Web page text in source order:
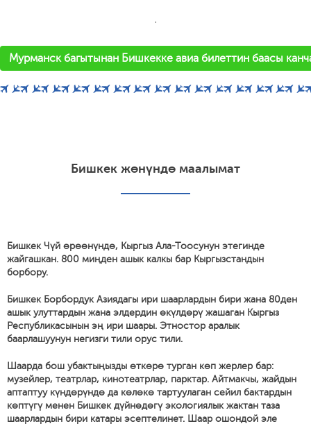
'
Мурманск багытынан Бишкекке авиа билеттин баасы
Бишкек жөнүндө маалымат
Бишкек Чүй өрөөнүндө, Кыргыз Ала-Тоосунун этегинде
жайгашкан. 800 миңден ашык калкы бар Кыргызстандын
борбору.
Бишкек Борбордук Азиядагы ири шаарлардын бири жана 80ден
ашык улуттардын жана элдердин өкүлдөрү жашаган Кыргыз
Республикасынын эң ири шаары. Этностор аралык
баарлашуунун негизги тили орус тили.
Шаарда бош убактыңызды өткөрө турган көп жерлер бар:
музейлер, театрлар, кинотеатрлар, парктар. Айтмакчы, жайдын
аптаптуу күндөрүндө да көлөкө тартуулаган сейил бактардын
көптүгү менен Бишкек дүйнөдөгү экологиялык жактан таза
шаарлардын бири катары эсептелинет. Шаар ошондой эле